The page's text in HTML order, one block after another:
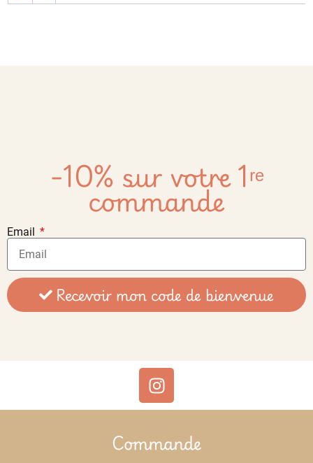
-10% sur votre 1ʳᵉ
commande
Email
Recevoir mon code de bienvenue
Commande